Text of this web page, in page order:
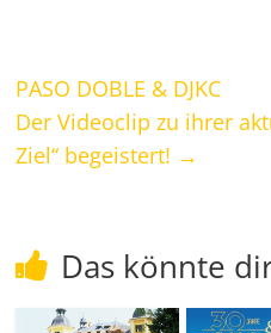
PASO DOBLE & DJKC
Der Videoclip zu ihrer
Ziel“ begeistert! →
Das könnte